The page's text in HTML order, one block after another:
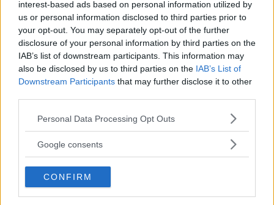
interest-based ads based on personal information utilized by
us or personal information disclosed to third parties prior to
your opt-out. You may separately opt-out of the further
disclosure of your personal information by third parties on the
IAB’s list of downstream participants. This information may
also be disclosed by us to third parties on the IAB’s List of
Downstream Participants that may further disclose it to other
Please note that this website/app uses one or more Google
not limited to your visit or usage behaviour. You may click to
use your data for below specified purposes in below Google
consent section.
Personal Data Processing Opt Outs
Google consents
CONFIRM
Läs Frias efterträdare!
Syreär Sveriges enda gröna dagstidning som
finns både digitalt och i tryck.
Vad kommer hända med dem som vistas i
lokalerna nu?
med de som vistas i fastigheten, säger Jenny Tallskog.
Ockupationenhar inte varit så synlig men flera